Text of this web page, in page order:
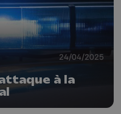
24/04/2025
à la